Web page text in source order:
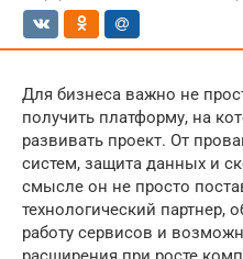
Для бизнеса важно не
получить платформу, на
развивать проект. От
систем, защита данных и
смысле он не просто
технологический
работу сервисов и